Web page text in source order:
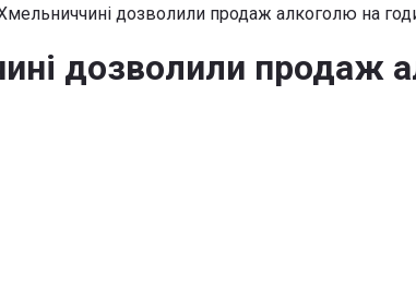
дозволили продаж алкоголю на
дозволили продаж